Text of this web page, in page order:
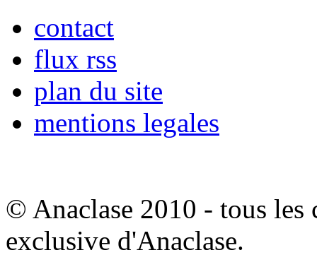
contact
flux rss
plan du site
mentions legales
© Anaclase 2010 - tous les
exclusive d'Anaclase.